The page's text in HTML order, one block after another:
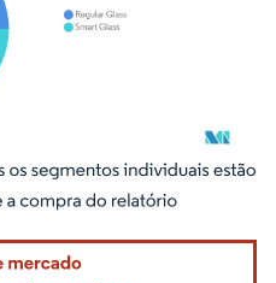
requer atribuição conforme CC BY 4.0.